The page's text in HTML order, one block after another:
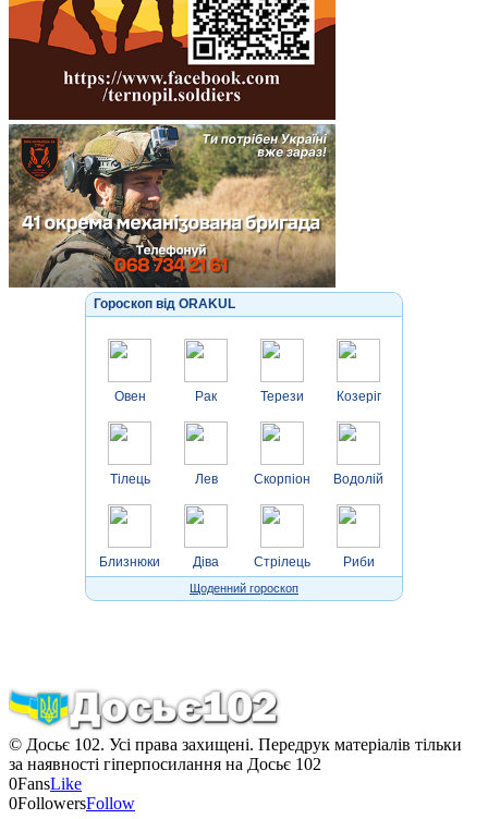
Гороскоп від ORAKUL
Овен
Тілець
Близнюки
Рак
Лев
Діва
Терези
Скорпіон
Стрілець
Козеріг
Водолій
Риби
Щоденний гороскоп
© Досьє 102. Усі права захищені. Передрук матеріалів тільки
за наявності гіперпосилання на Досьє 102
0FansLike
0FollowersFollow